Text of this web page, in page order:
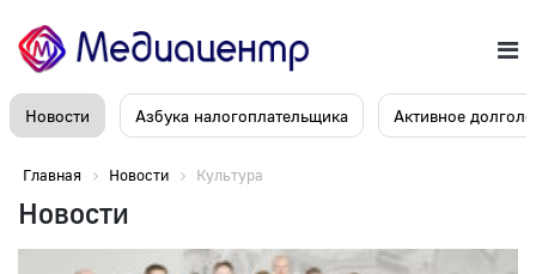
Новости Азбука налогоплательщика Активное
Главная Новости Культура
Новости